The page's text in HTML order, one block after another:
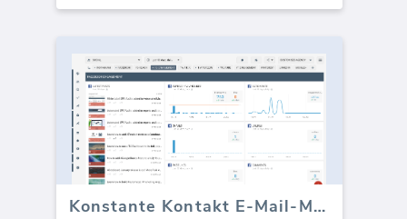
Konstante Kontakt E-Mail-Marketing-Dashboard